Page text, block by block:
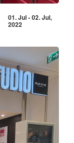
01. Jul - 02. Jul,
2022